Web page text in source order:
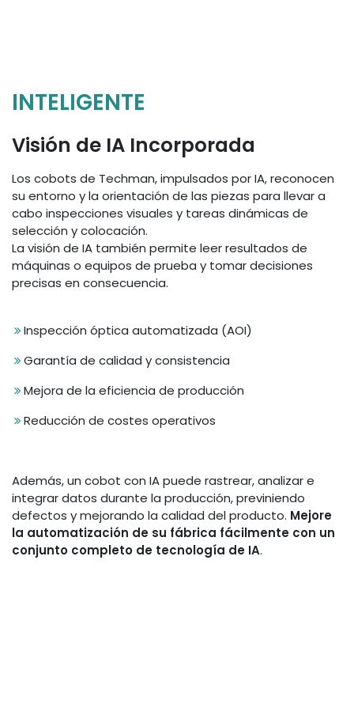
INTELIGENTE
Visión de IA Incorporada
Los cobots de Techman, impulsados por IA, reconocen
su entorno y la orientación de las piezas para llevar a
cabo inspecciones visuales y tareas dinámicas de
selección y colocación.
La visión de IA también permite leer resultados de
máquinas o equipos de prueba y tomar decisiones
precisas en consecuencia.
Inspección óptica automatizada (AOI)
Garantía de calidad y consistencia
Mejora de la eficiencia de producción
Reducción de costes operativos
Además, un cobot con IA puede rastrear, analizar e
integrar datos durante la producción, previniendo
defectos y mejorando la calidad del producto. Mejore
la automatización de su fábrica fácilmente con un
conjunto completo de tecnología de IA.